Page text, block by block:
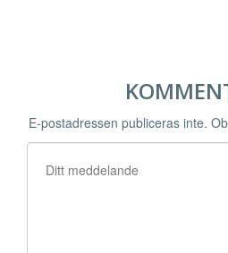
E-postadressen publiceras inte.